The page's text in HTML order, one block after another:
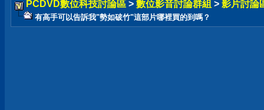
PCDVD數位科技討論區 > 數位影音討論群組 > 影片討論
有高手可以告訴我"勢如破竹"這部片哪裡買的到嗎？